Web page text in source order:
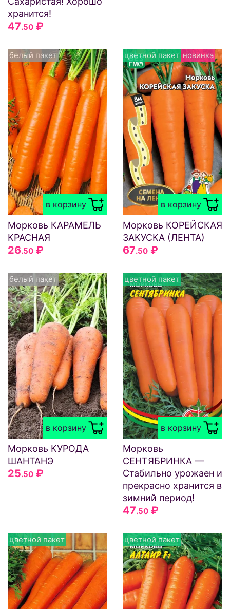
хранится!
47.50 ₽
в корзину
белый пакет
Морковь КАРАМЕЛЬ
КРАСНАЯ
26.50 ₽
в корзину
цветной пакет новинка
Морковь КОРЕЙСКАЯ
ЗАКУСКА (ЛЕНТА)
67.50 ₽
в корзину
белый пакет
Морковь КУРОДА
ШАНТАНЭ
25.50 ₽
в корзину
цветной пакет
Морковь
СЕНТЯБРИНКА —
Стабильно урожаен и
прекрасно хранится в
зимний период!
47.50 ₽
цветной пакет цветной пакет